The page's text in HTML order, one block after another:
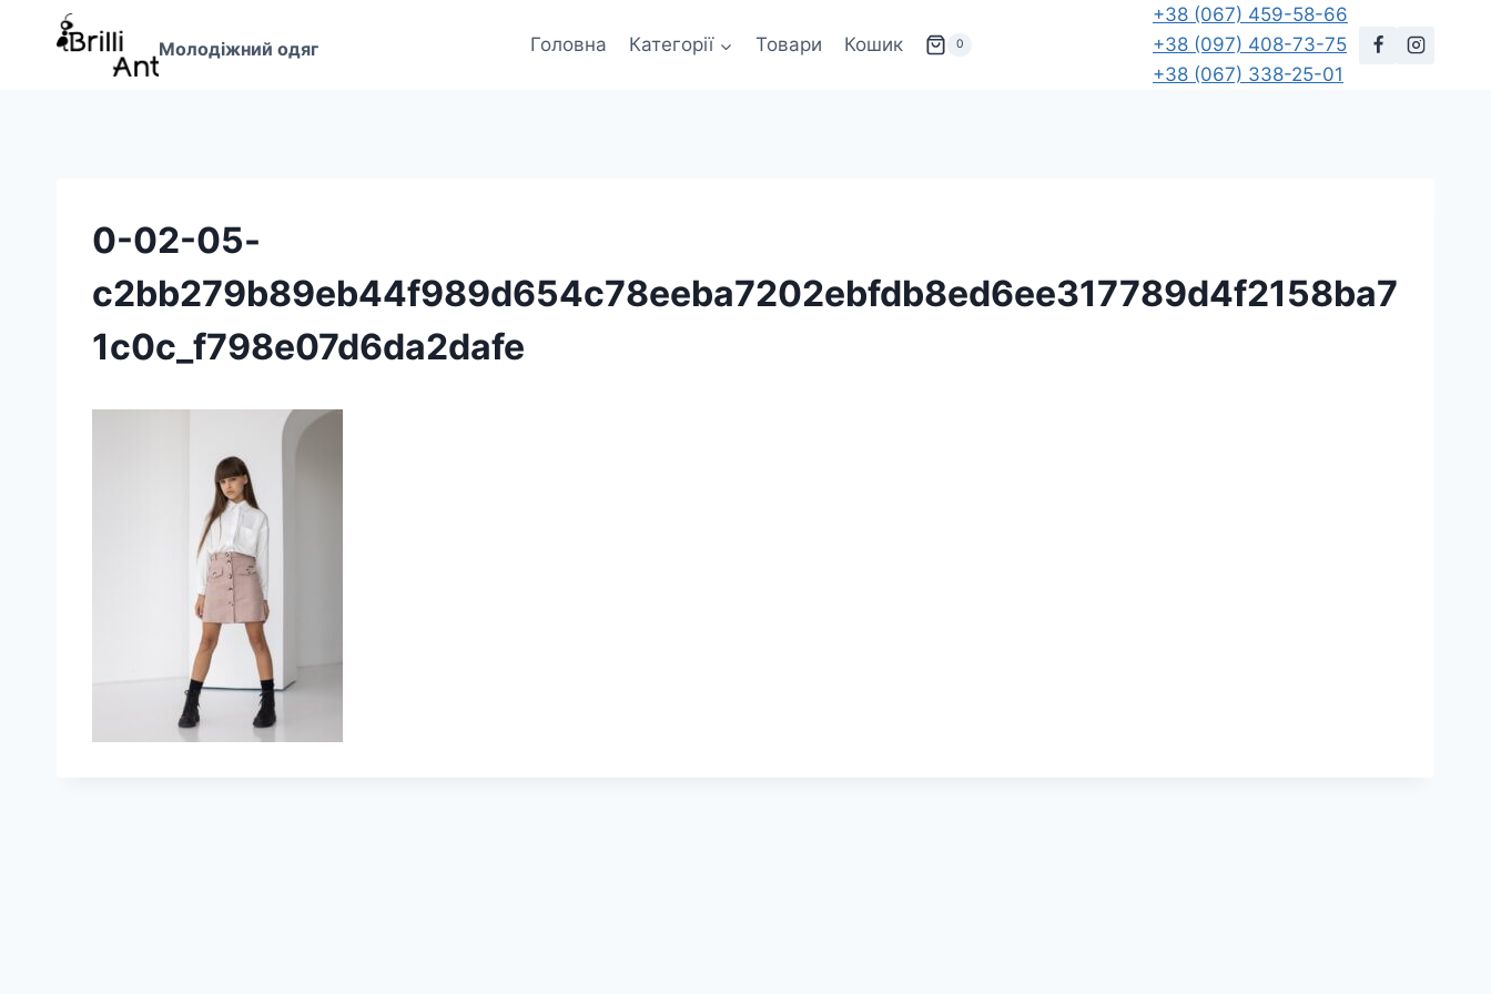
Перейти
Молодіжний одяг Головна Категорії Товари Кошик 0
+38 (067) 459-58-66
+38 (097) 408-73-75
+38 (067) 338-25-01
0-02-05-
c2bb279b89eb44f989d654c78eeba7202ebfdb8ed6ee317789d4f2158ba7
1c0c_f798e07d6da2dafe